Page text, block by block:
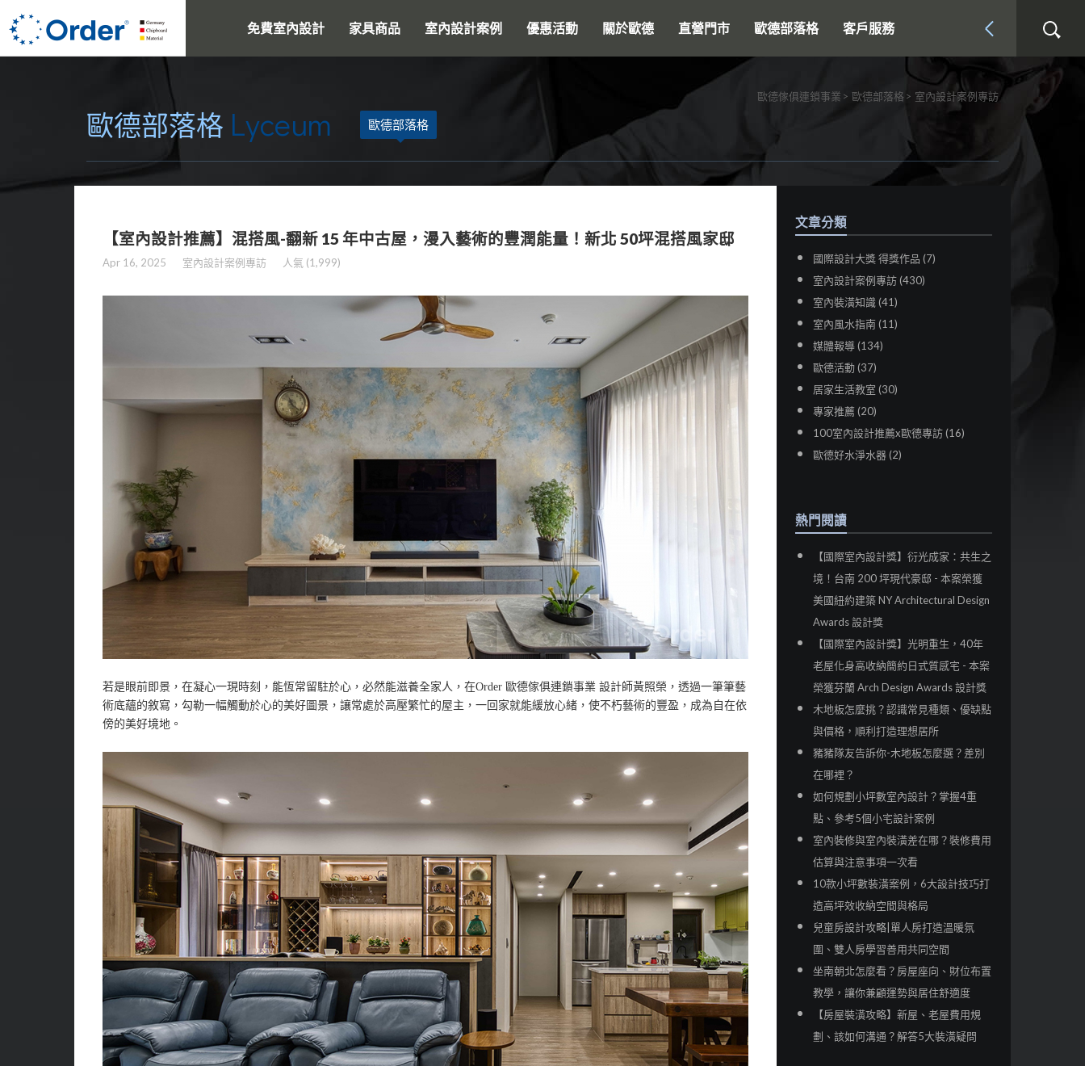
免費室內設計 家具商品 室內設計案例 優惠活動 關於歐德 直營門市 歐德部落格 客戶服務
搜尋
歐德傢俱連鎖事業 歐德部落格 室內設計案例專訪
歐德部落格 Lyceum 歐德部落格
【室內設計推薦】混搭風-翻新 15 年中古屋，漫入藝術的豐潤能量！新北 50坪混搭風家邸
Apr 16, 2025 室內設計案例專訪 人氣 (1,999)
若是眼前即景，在凝心一現時刻，能恆常留駐於心，必然能滋養全家人，在Order 歐德傢俱連鎖事業 設計師黃照榮，透過一筆筆藝
術底蘊的敘寫，勾勒一幅觸動於心的美好圖景，讓常處於高壓繁忙的屋主，一回家就能緩放心緒，使不朽藝術的豐盈，成為自在依
傍的美好境地。
文章分類
國際設計大獎 得獎作品 (7)
室內設計案例專訪 (430)
室內裝潢知識 (41)
室內風水指南 (11)
媒體報導 (134)
歐德活動 (37)
居家生活教室 (30)
專家推薦 (20)
100室內設計推薦x歐德專訪 (16)
歐德好水淨水器 (2)
熱門閱讀
【國際室內設計獎】衍光成家：共生之
境！台南 200 坪現代豪邸 - 本案榮獲
美國紐約建築 NY Architectural Design
Awards 設計獎
【國際室內設計獎】光明重生，40年
老屋化身高收納簡約日式質感宅 - 本案
榮獲芬蘭 Arch Design Awards 設計獎
木地板怎麼挑？認識常見種類、優缺點
與價格，順利打造理想居所
豬豬隊友告訴你-木地板怎麼選？差別
在哪裡？
如何規劃小坪數室內設計？掌握4重
點、參考5個小宅設計案例
室內裝修與室內裝潢差在哪？裝修費用
估算與注意事項一次看
10款小坪數裝潢案例，6大設計技巧打
造高坪效收納空間與格局
兒童房設計攻略|單人房打造溫暖氛
圍、雙人房學習善用共同空間
坐南朝北怎麼看？房屋座向、財位布置
教學，讓你兼顧運勢與居住舒適度
【房屋裝潢攻略】新屋、老屋費用規
劃、該如何溝通？解答5大裝潢疑問